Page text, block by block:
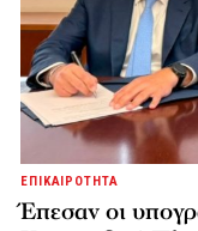
ΕΠΙΚΑΙΡΟΤΗΤΑ
Έπεσαν οι